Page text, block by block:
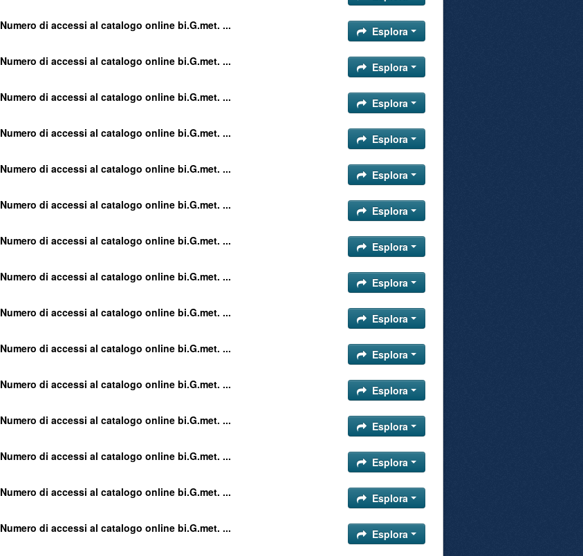
Numero di accessi al catalogo online bi.G.met. ... Esplora
Numero di accessi al catalogo online bi.G.met. ... Esplora
Numero di accessi al catalogo online bi.G.met. ... Esplora
Numero di accessi al catalogo online bi.G.met. ... Esplora
Numero di accessi al catalogo online bi.G.met. ... Esplora
Numero di accessi al catalogo online bi.G.met. ... Esplora
Numero di accessi al catalogo online bi.G.met. ... Esplora
Numero di accessi al catalogo online bi.G.met. ... Esplora
Numero di accessi al catalogo online bi.G.met. ... Esplora
Numero di accessi al catalogo online bi.G.met. ... Esplora
Numero di accessi al catalogo online bi.G.met. ... Esplora
Numero di accessi al catalogo online bi.G.met. ... Esplora
Numero di accessi al catalogo online bi.G.met. ... Esplora
Numero di accessi al catalogo online bi.G.met. ... Esplora
Numero di accessi al catalogo online bi.G.met. ... Esplora